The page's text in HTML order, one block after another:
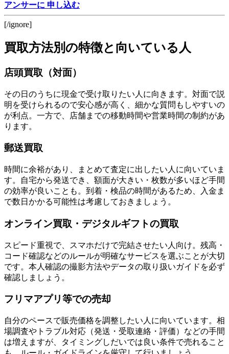
アンサーに 申し込む
[/ignore]
買取方法別の特徴と向いている人
店頭買取（対面）
その日のうちに現金で受け取りたい人に向きます。対面で説
明を受けられるので安心感が高く、細かな質問もしやすいの
が利点。一方で、店舗までの移動時間や営業時間の制約があ
ります。
郵送買取
時間に余裕があり、まとめて査定に出したい人に向いていま
す。自宅から発送でき、額面が大きい・枚数が多いほど手間
の効率が良いことも。到着・検品の時間があるため、入金ま
で数日かかる可能性は考慮しておきましょう。
オンライン買取・デジタルギフトの買取
スピード重視で、スマホだけで完結させたい人向け。残高・
コード確認などのルールが明確なサービスを選ぶことが大切
です。本人確認の撮影方法やデータの取り扱いガイドを必ず
確認しましょう。
フリマアプリ等での売却
自分のペースで販売価格を調整したい人に向いています。相
場調査やトラブル対応（発送・受取連絡・評価）などの手間
は増えますが、タイミングしだいでは良い条件で売れること